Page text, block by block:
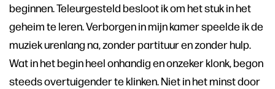
beginnen. Teleurgesteld besloot ik om het stuk in het
geheim te leren. Verborgen in mijn kamer speelde ik de
muziek urenlang na, zonder partituur en zonder hulp.
Wat in het begin heel onhandig en onzeker klonk, begon
steeds overtuigender te klinken. Niet in het minst door